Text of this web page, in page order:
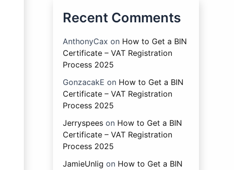
Recent Comments
AnthonyCax on How to Get a BIN
Certificate – VAT Registration
Process 2025
GonzacakE on How to Get a BIN
Certificate – VAT Registration
Process 2025
Jerryspees on How to Get a BIN
Certificate – VAT Registration
Process 2025
JamieUnlig on How to Get a BIN